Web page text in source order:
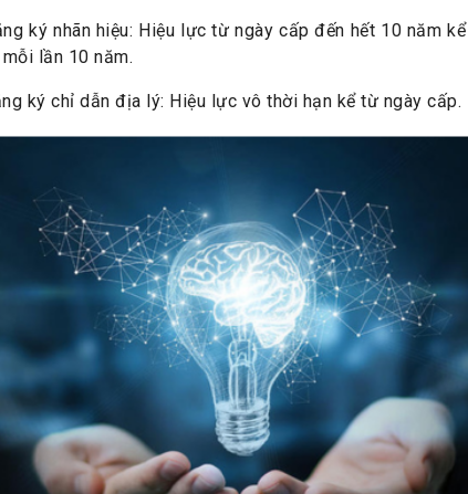
ký nhãn hiệu: Hiệu lực từ ngày cấp đến hết 10 năm
lần 10 năm.
ký chỉ dẫn địa lý: Hiệu lực vô thời hạn kể từ ngày cấp.